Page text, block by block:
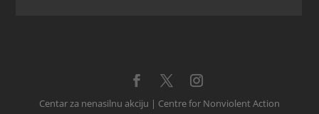
Centar za nenasilnu akciju | Centre for Nonviolent Action